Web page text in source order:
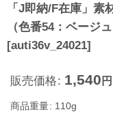
「J即納/F在庫」素
（色番54：ベージ
[auti36v_24021]
販売価格: 1,540 円
商品重量: 110g